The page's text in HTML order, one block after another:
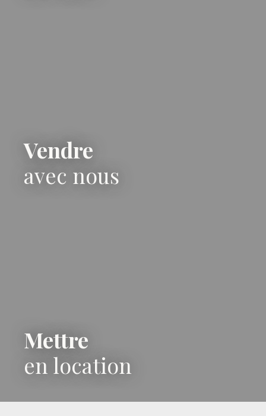
Vendre
avec nous
Mettre
en location